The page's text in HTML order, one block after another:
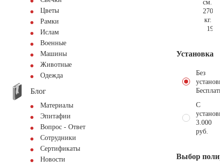
Цветы
Рамки
Ислам
Военные
Машины
Животные
Одежда
Блог
Материалы
Эпитафии
Вопрос - Ответ
Сотрудники
Сертификаты
Новости
см.
270
кг.
Установка
Без
С
3.000
руб.
Выбор